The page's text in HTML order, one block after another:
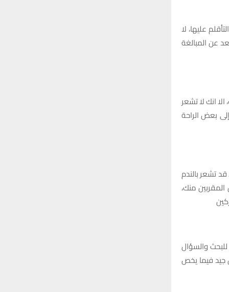
عليها، لا
عن المبالغة
انك لا تشعر
بعض الراحة
تشعر بالندم
منك،
والسؤال
جيد فيما يخص